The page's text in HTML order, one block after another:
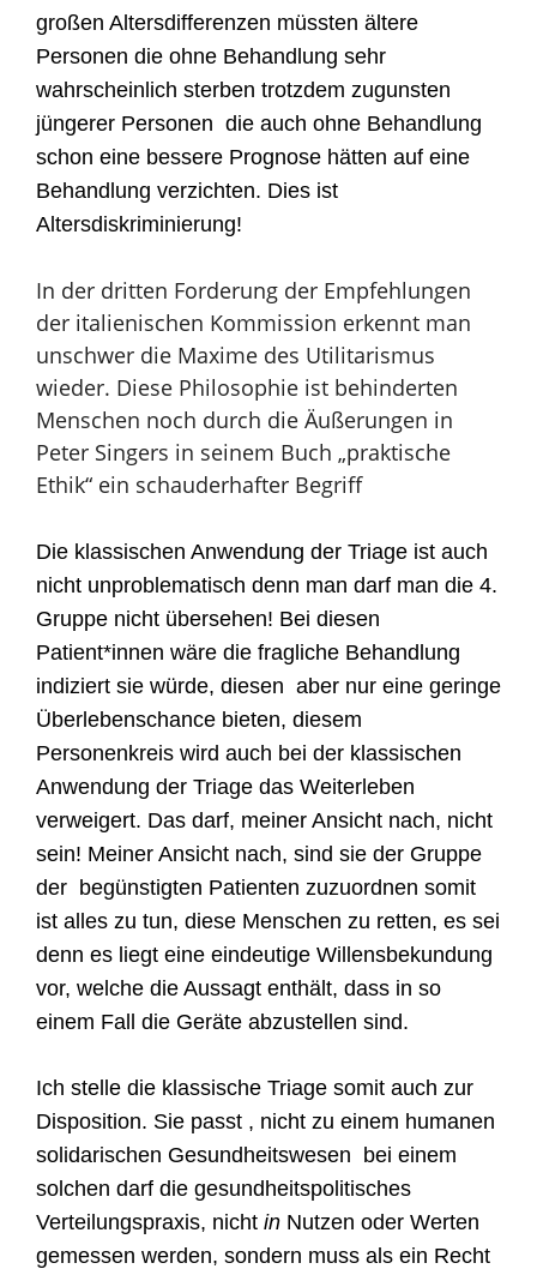
großen Altersdifferenzen müssten ältere
Personen die ohne Behandlung sehr
wahrscheinlich sterben trotzdem zugunsten
jüngerer Personen die auch ohne Behandlung
schon eine bessere Prognose hätten auf eine
Behandlung verzichten. Dies ist
Altersdiskriminierung!
In der dritten Forderung der Empfehlungen
der italienischen Kommission erkennt man
unschwer die Maxime des Utilitarismus
wieder. Diese Philosophie ist behinderten
Menschen noch durch die Äußerungen in
Peter Singers in seinem Buch „praktische
Ethik“ ein schauderhafter Begriff
Die klassischen Anwendung der Triage ist auch
nicht unproblematisch denn man darf man die 4.
Gruppe nicht übersehen! Bei diesen
Patient*innen wäre die fragliche Behandlung
indiziert sie würde, diesen aber nur eine geringe
Überlebenschance bieten, diesem
Personenkreis wird auch bei der klassischen
Anwendung der Triage das Weiterleben
verweigert. Das darf, meiner Ansicht nach, nicht
sein! Meiner Ansicht nach, sind sie der Gruppe
der begünstigten Patienten zuzuordnen somit
ist alles zu tun, diese Menschen zu retten, es sei
denn es liegt eine eindeutige Willensbekundung
vor, welche die Aussagt enthält, dass in so
einem Fall die Geräte abzustellen sind.
Ich stelle die klassische Triage somit auch zur
Disposition. Sie passt , nicht zu einem humanen
solidarischen Gesundheitswesen bei einem
solchen darf die gesundheitspolitisches
Verteilungspraxis, nicht in Nutzen oder Werten
gemessen werden, sondern muss als ein Recht